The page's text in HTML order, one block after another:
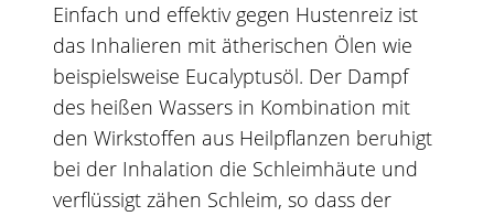
Einfach und effektiv gegen Hustenreiz ist
das Inhalieren mit ätherischen Ölen wie
beispielsweise Eucalyptusöl. Der Dampf
des heißen Wassers in Kombination mit
den Wirkstoffen aus Heilpflanzen beruhigt
bei der Inhalation die Schleimhäute und
verflüssigt zähen Schleim, so dass der